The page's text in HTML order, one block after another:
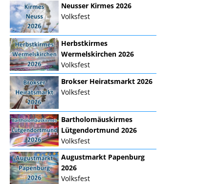
Neusser Kirmes 2026
Volksfest
Herbstkirmes
Wermelskirchen 2026
Volksfest
Brokser Heiratsmarkt 2026
Volksfest
Bartholomäuskirmes
Lütgendortmund 2026
Volksfest
Augustmarkt Papenburg
2026
Volksfest